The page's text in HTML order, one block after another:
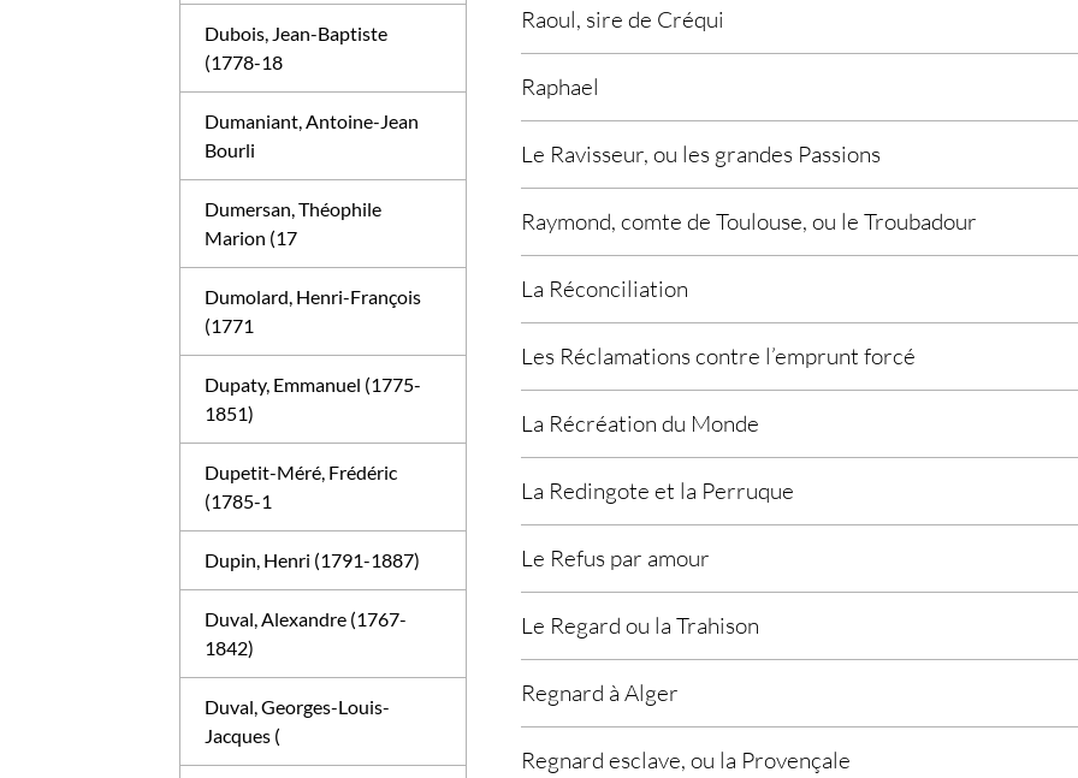
Raoul, sire de Créqui
Raphael
Le Ravisseur, ou les grandes Passions
Raymond, comte de Toulouse, ou le Troubadour
La Réconciliation
Les Réclamations contre l’emprunt forcé
La Récréation du Monde
La Redingote et la Perruque
Le Refus par amour
Le Regard ou la Trahison
Regnard à Alger
Regnard esclave, ou la Provençale
Dubois, Jean-Baptiste
(1778-18
Dumaniant, Antoine-Jean
Bourli
Dumersan, Théophile
Marion (17
Dumolard, Henri-François
(1771
Dupaty, Emmanuel (1775-
1851)
Dupetit-Méré, Frédéric
(1785-1
Dupin, Henri (1791-1887)
Duval, Alexandre (1767-
1842)
Duval, Georges-Louis-
Jacques (